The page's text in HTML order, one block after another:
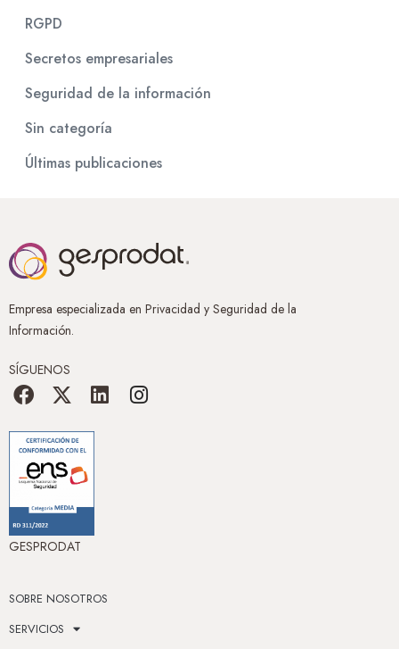
RGPD
Secretos empresariales
Seguridad de la información
Sin categoría
Últimas publicaciones
Empresa especializada en Privacidad y Seguridad de la
Información.
SÍGUENOS
GESPRODAT
SOBRE NOSOTROS
SERVICIOS